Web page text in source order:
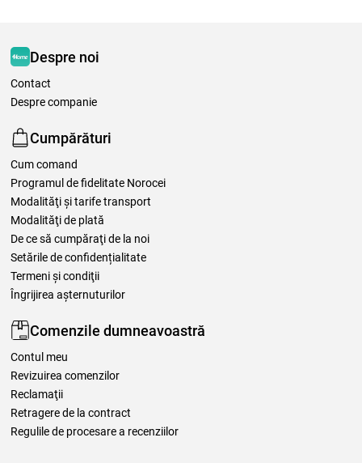
Despre noi
Contact
Despre companie
Cumpărături
Cum comand
Programul de fidelitate Norocei
Modalităţi şi tarife transport
Modalităţi de plată
De ce să cumpăraţi de la noi
Setările de confidențialitate
Termeni şi condiţii
Îngrijirea așternuturilor
Comenzile dumneavoastră
Contul meu
Revizuirea comenzilor
Reclamaţii
Retragere de la contract
Regulile de procesare a recenziilor